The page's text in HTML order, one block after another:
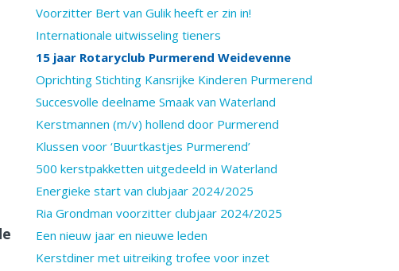
Voorzitter Bert van Gulik heeft er zin in!
Internationale uitwisseling tieners
15 jaar Rotaryclub Purmerend Weidevenne
Oprichting Stichting Kansrijke Kinderen Purmerend
Succesvolle deelname Smaak van Waterland
Kerstmannen (m/v) hollend door Purmerend
Klussen voor ‘Buurtkastjes Purmerend’
500 kerstpakketten uitgedeeld in Waterland
Energieke start van clubjaar 2024/2025
Ria Grondman voorzitter clubjaar 2024/2025
Een nieuw jaar en nieuwe leden
Kerstdiner met uitreiking trofee voor inzet